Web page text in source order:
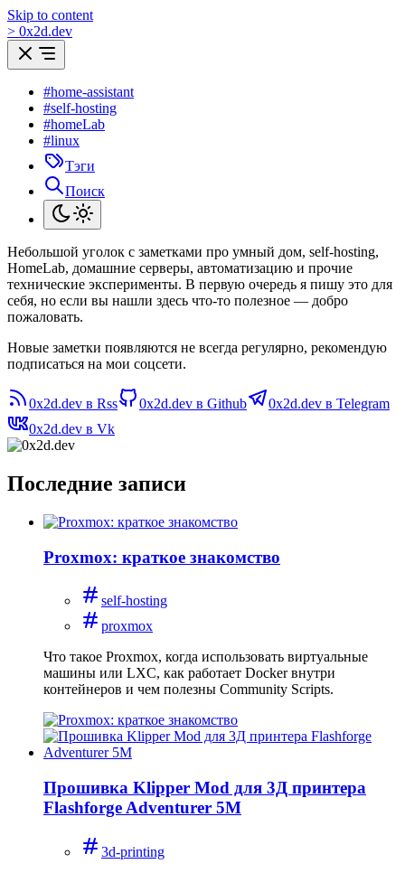
Skip to content
> 0x2d.dev
#home-assistant
#self-hosting
#homeLab
#linux
Тэги
Поиск
Небольшой уголок с заметками про умный дом, self-hosting,
HomeLab, домашние серверы, автоматизацию и прочие
технические эксперименты. В первую очередь я пишу это для
себя, но если вы нашли здесь что-то полезное — добро
пожаловать.
Новые заметки появляются не всегда регулярно, рекомендую
подписаться на мои соцсети.
0x2d.dev в Rss 0x2d.dev в Github
0x2d.dev в Telegram
0x2d.dev в Vk
Последние записи
Proxmox: краткое знакомство
self-hosting
proxmox
Что такое Proxmox, когда использовать виртуальные
машины или LXC, как работает Docker внутри
контейнеров и чем полезны Community Scripts.
Прошивка Klipper Mod для 3Д принтера
Flashforge Adventurer 5M
3d-printing